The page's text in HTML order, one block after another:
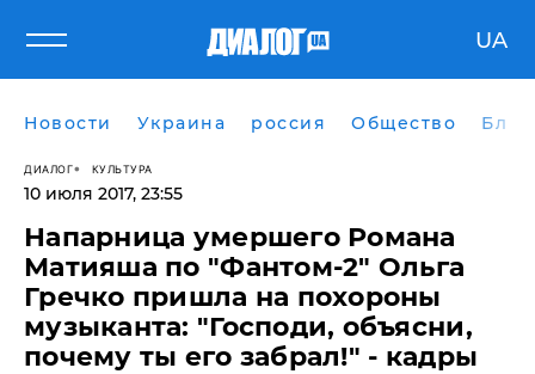
UA
Новости Украина россия Общество
ДИАЛОГ КУЛЬТУРА
10 июля 2017, 23:55
Напарница умершего Романа
Матияша по "Фантом-2" Ольга
Гречко пришла на похороны
музыканта: "Господи, объясни,
почему ты его забрал!" - кадры